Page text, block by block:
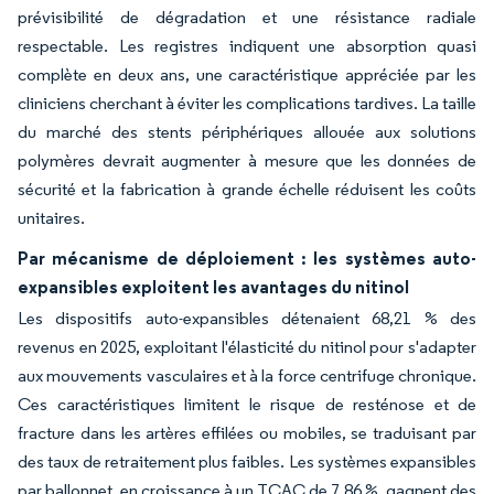
prévisibilité de dégradation et une résistance radiale
respectable. Les registres indiquent une absorption quasi
complète en deux ans, une caractéristique appréciée par les
cliniciens cherchant à éviter les complications tardives. La taille
du marché des stents périphériques allouée aux solutions
polymères devrait augmenter à mesure que les données de
sécurité et la fabrication à grande échelle réduisent les coûts
unitaires.
Par mécanisme de déploiement : les systèmes auto-
expansibles exploitent les avantages du nitinol
Les dispositifs auto-expansibles détenaient 68,21 % des
revenus en 2025, exploitant l'élasticité du nitinol pour s'adapter
aux mouvements vasculaires et à la force centrifuge chronique.
Ces caractéristiques limitent le risque de resténose et de
fracture dans les artères effilées ou mobiles, se traduisant par
des taux de retraitement plus faibles. Les systèmes expansibles